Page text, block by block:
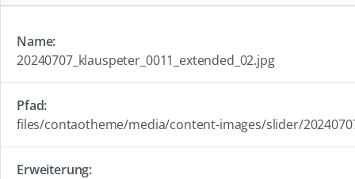
20240707_klauspeter_0011_extended_02.jpg
files/contaotheme/media/content-images/slider/